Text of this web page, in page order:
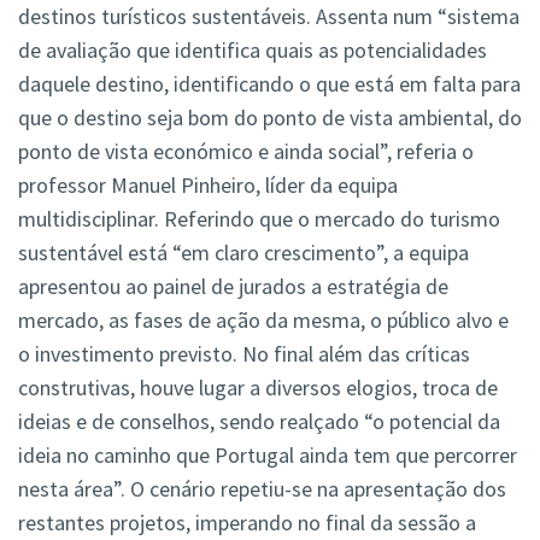
destinos turísticos sustentáveis. Assenta num “sistema
de avaliação que identifica quais as potencialidades
daquele destino, identificando o que está em falta para
que o destino seja bom do ponto de vista ambiental, do
ponto de vista económico e ainda social”, referia o
professor Manuel Pinheiro, líder da equipa
multidisciplinar. Referindo que o mercado do turismo
sustentável está “em claro crescimento”, a equipa
apresentou ao painel de jurados a estratégia de
mercado, as fases de ação da mesma, o público alvo e
o investimento previsto. No final além das críticas
construtivas, houve lugar a diversos elogios, troca de
ideias e de conselhos, sendo realçado “o potencial da
ideia no caminho que Portugal ainda tem que percorrer
nesta área”. O cenário repetiu-se na apresentação dos
restantes projetos, imperando no final da sessão a